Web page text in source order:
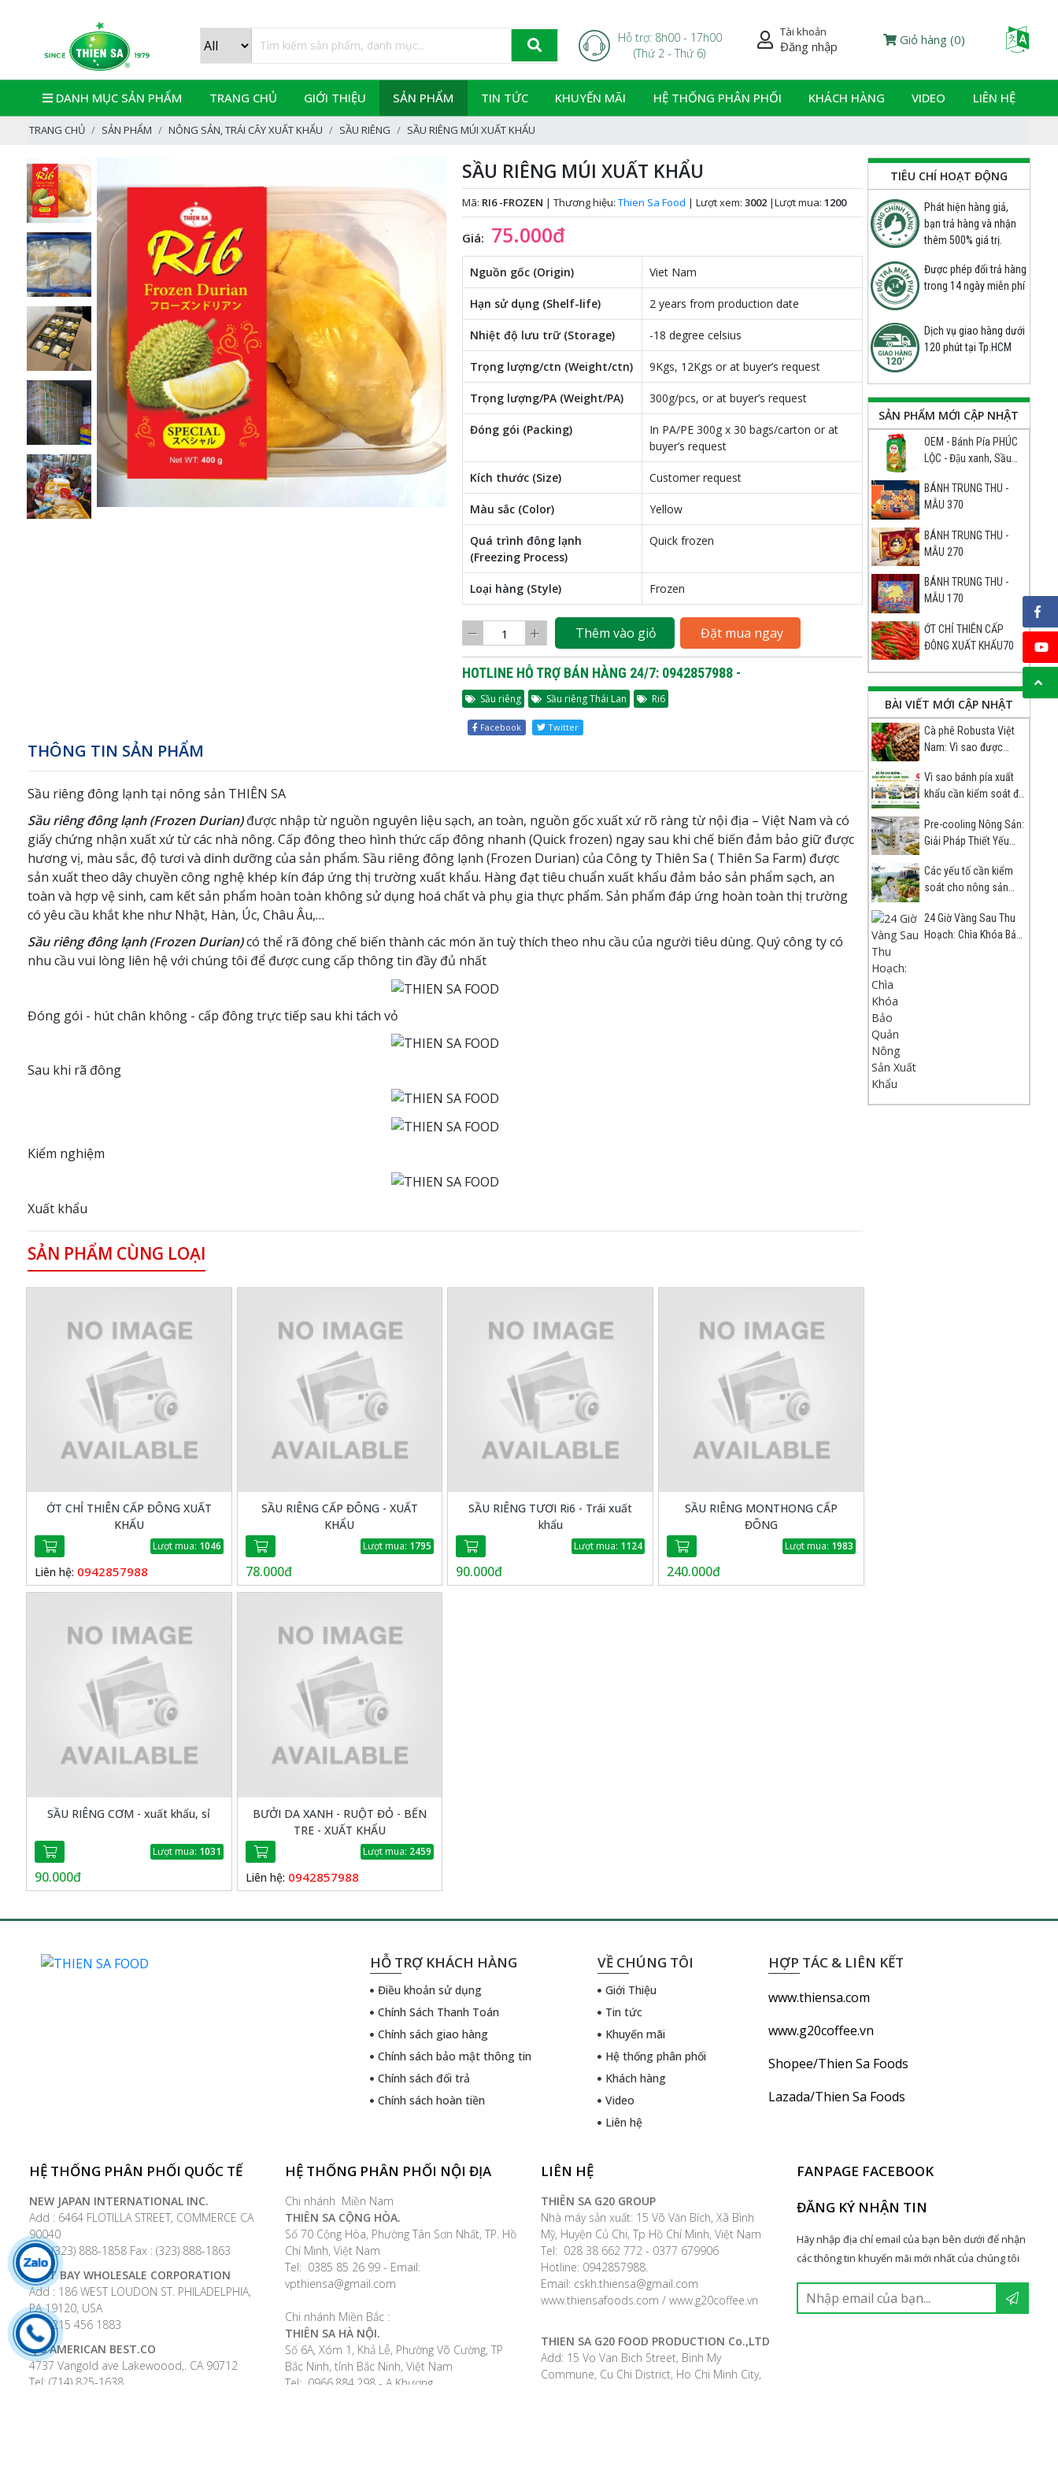
Hỗ trợ: 8h00 - 17h00
(Thứ 2 - Thứ 6)
Tài khoản
Đăng nhập Giỏ hàng(0)
DANH MỤC SẢN PHẨM TRANG CHỦ GIỚI THIỆU SẢN PHẨM TIN TỨC KHUYẾN MÃI HỆ THỐNG PHÂN PHỐI KHÁCH HÀNG VIDEO LIÊN HỆ
TRANG CHỦ SẢN PHẨM NÔNG SẢN, TRÁI CÂY XUẤT KHẨU SẦU RIÊNG SẦU RIÊNG MÚI XUẤT KHẨU
SẦU RIÊNG MÚI XUẤT KHẨU
Mã: RI6 -FROZEN | Thương hiệu: Thien Sa Food | Lượt xem: 3002 |Lượt mua: 1200
Giá: 75.000đ
Nguồn gốc (Origin) Viet Nam
Hạn sử dụng (Shelf-life) 2 years from production date
Nhiệt độ lưu trữ (Storage) -18 degree celsius
Trọng lượng/ctn (Weight/ctn) 9Kgs, 12Kgs or at buyer’s request
Trọng lượng/PA (Weight/PA) 300g/pcs, or at buyer’s request
Đóng gói (Packing)
In PA/PE 300g x 30 bags/carton or at
buyer’s request
Kích thước (Size) Customer request
Màu sắc (Color) Yellow
Quá trình đông lạnh
(Freezing Process)
Quick frozen
Loại hàng (Style) Frozen
Thêm vào giỏ Đặt mua ngay
HOTLINE HỖ TRỢ BÁN HÀNG 24/7: 0942857988 -
Sầu riêng Sầu riêng Thái Lan Ri6
Facebook Twitter
THÔNG TIN SẢN PHẨM
Sầu riêng đông lạnh tại nông sản THIÊN SA
Sầu riêng đông lạnh (Frozen Durian)được nhập từ nguồn nguyên liệu sạch, an toàn, nguồn gốc xuất xứ rõ ràng từ nội địa – Việt Nam và có
giấy chứng nhận xuất xứ từ các nhà nông. Cấp đông theo hình thức cấp đông nhanh (Quick frozen) ngay sau khi chế biến đảm bảo giữ được
hương vị, màu sắc, độ tươi và dinh dưỡng của sản phẩm. Sầu riêng đông lạnh (Frozen Durian) của Công ty Thiên Sa ( Thiên Sa Farm) được
sản xuất theo dây chuyền công nghệ khép kín đáp ứng thị trường xuất khẩu. Hàng đạt tiêu chuẩn xuất khẩu đảm bảo sản phẩm sạch, an
toàn và hợp vệ sinh, cam kết sản phẩm hoàn toàn không sử dụng hoá chất và phụ gia thực phẩm. Sản phẩm đáp ứng hoàn toàn thị trường
có yêu cầu khắt khe như Nhật, Hàn, Úc, Châu Âu,…
Sầu riêng đông lạnh (Frozen Durian)có thể rã đông chế biến thành các món ăn tuỳ thích theo nhu cầu của người tiêu dùng. Quý công ty có
nhu cầu vui lòng liên hệ với chúng tôi để được cung cấp thông tin đầy đủ nhất
Đóng gói - hút chân không - cấp đông trực tiếp sau khi tách vỏ
Sau khi rã đông
Kiểm nghiệm
Xuất khẩu
SẢN PHẨM CÙNG LOẠI
ỚT CHỈ THIÊN CẤP ĐÔNG XUẤT
KHẨU
Lượt mua: 1046
Liên hệ: 0942857988
SẦU RIÊNG CẤP ĐÔNG - XUẤT
KHẨU
Lượt mua: 1795
78.000đ
SẦU RIÊNG TƯƠI Ri6 - Trái xuất
khẩu
Lượt mua: 1124
90.000đ
SẦU RIÊNG MONTHONG CẤP
ĐÔNG
Lượt mua: 1983
240.000đ
SẦU RIÊNG CƠM - xuất khẩu, sỉ
Lượt mua: 1031
90.000đ
BƯỞI DA XANH - RUỘT ĐỎ - BẾN
TRE - XUẤT KHẨU
Lượt mua: 2459
Liên hệ: 0942857988
TIÊU CHÍ HOẠT ĐỘNG
Phát hiện hàng giả,
bạn trả hàng và nhận
thêm 500% giá trị.
Được phép đổi trả hàng
trong 14 ngày miễn phí
Dịch vụ giao hàng dưới
120 phút tại Tp.HCM
SẢN PHẨM MỚI CẬP NHẬT
OEM - Bánh Pía PHÚC
LỘC - Đậu xanh, Sầu
BÁNH TRUNG THU -
MẪU 370
BÁNH TRUNG THU -
MẪU 270
BÁNH TRUNG THU -
MẪU 170
ỚT CHỈ THIÊN CẤP
ĐÔNG XUẤT KHẨU70
BÀI VIẾT MỚI CẬP NHẬT
Cà phê Robusta Việt
Nam: Vì sao được
lựa chọn?
Vì sao bánh pía xuất
khẩu cần kiểm soát độ
Pre-cooling Nông Sản:
Giải Pháp Thiết Yếu
Khẩu
Các yếu tố cần kiểm
soát cho nông sản
24 Giờ Vàng Sau Thu
Hoạch: Chìa Khóa Bảo
HỖ TRỢ KHÁCH HÀNG
Điều khoản sử dụng
Chính Sách Thanh Toán
Chính sách giao hàng
Chính sách bảo mật thông tin
Chính sách đổi trả
Chính sách hoàn tiền
VỀ CHÚNG TÔI
Giới Thiệu
Tin tức
Khuyến mãi
Hệ thống phân phối
Khách hàng
Video
Liên hệ
HỢP TÁC & LIÊN KẾT
www.thiensa.com
www.g20coffee.vn
Shopee/Thien Sa Foods
Lazada/Thien Sa Foods
HỆ THỐNG PHÂN PHỐI QUỐC TẾ
NEW JAPAN INTERNATIONAL INC.
Add : 6464 FLOTILLA STREET, COMMERCE CA
90040
Tel : (323) 888-1858 Fax : (323) 888-1863
EAST BAY WHOLESALE CORPORATION
Add : 186 WEST LOUDON ST. PHILADELPHIA,
PA 19120, USA
Tel : 215 456 1883
Q'S AMERICAN BEST.CO
4737 Vangold ave Lakewoood,. CA 90712
Tel: (714) 825-1638
HỆ THỐNG PHÂN PHỐI NỘI ĐỊA
Chi nhánh Miền Nam
THIÊN SA CỘNG HÒA.
Số 70 Cộng Hòa, Phường Tân Sơn Nhất, TP. Hồ
Chí Minh, Việt Nam
Tel: 0385 85 26 99 - Email:
vpthiensa@gmail.com
Chi nhánh Miền Bắc :
THIÊN SA HÀ NỘI.
Số 6A, Xóm 1, Khả Lễ, Phường Võ Cường, TP
Bắc Ninh, tỉnh Bắc Ninh, Việt Nam
Tel: 0966.884.298 - A Khương
LIÊN HỆ
THIÊN SA G20 GROUP
Nhà máy sản xuất: 15 Võ Văn Bích, Xã Bình
Mỹ, Huyện Củ Chi, Tp Hồ Chí Minh, Việt Nam
Tel: 028 38 662 772 - 0377 679906
Hotline: 0942857988.
Email: cskh.thiensa@gmail.com
www.thiensafoods.com / www.g20coffee.vn
THIEN SA G20 FOOD PRODUCTION Co.,LTD
Add: 15 Vo Van Bich Street, Binh My
Commune, Cu Chi District, Ho Chi Minh City,
FANPAGE FACEBOOK
ĐĂNG KÝ NHẬN TIN
Hãy nhập địa chỉ email của bạn bên dưới để nhận
các thông tin khuyến mãi mới nhất của chúng tôi